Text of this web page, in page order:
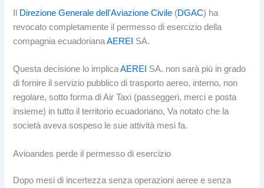
Direzione Generale dell'Aviazione Civile (DGAC) ha
revocato completamente il permesso di esercizio della
compagnia ecuadorianaAEREI SA.
Questa decisione lo implicaAEREI SA. non sarà più in grado
di fornire il servizio pubblico di trasporto aereo, interno, non
regolare, sotto forma di Air Taxi (passeggeri, merci e posta
insieme) in tutto il territorio ecuadoriano, Va notato che la
società aveva sospeso le sue attività mesi fa.
Avioandes perde il permesso di esercizio
Dopo mesi di incertezza senza operazioni aeree e senza